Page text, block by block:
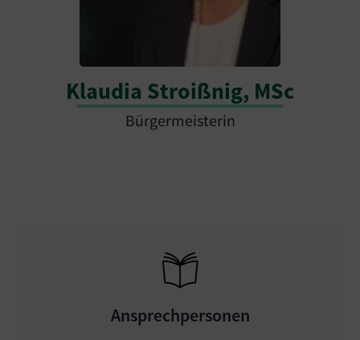
Klaudia Stroißnig, MSc
Bürgermeisterin
Ansprechpersonen